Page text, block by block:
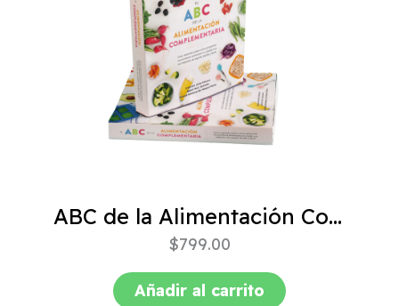
ABC de la Alimentación Complementaria 4ta edición
$799.00
Añadir al carrito